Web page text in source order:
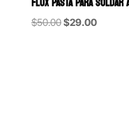
$50.00Original
$29.00Current